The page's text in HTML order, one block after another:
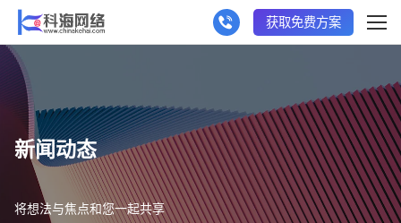
获取免费方案
新闻动态
将想法与焦点和您一起共享